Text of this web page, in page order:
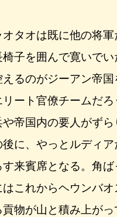
タオは既に他の将軍
椅子を囲んで寛いで
えるのがジーアン帝
リート官僚チームだ
や帝国内の要人がず
後に、やっとルディ
す来賓席となる。角
はこれからヘウンバ
貢物が山と積み上が